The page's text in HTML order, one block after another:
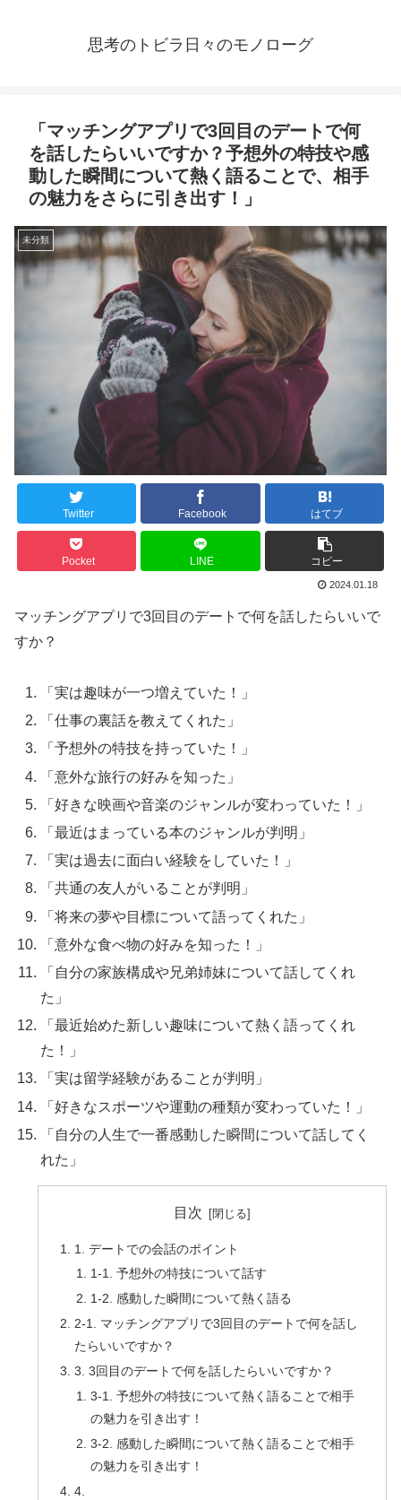
思考のトビラ日々のモノローグ
「マッチングアプリで3回目のデートで何
を話したらいいですか？予想外の特技や感
動した瞬間について熱く語ることで、相手
の魅力をさらに引き出す！」
未分類
Twitter Facebook はてブ
Pocket LINE コピー
2024.01.18
マッチングアプリで3回目のデートで何を話したらいいで
すか？
「実は趣味が一つ増えていた！」
「仕事の裏話を教えてくれた」
「予想外の特技を持っていた！」
「意外な旅行の好みを知った」
「好きな映画や音楽のジャンルが変わっていた！」
「最近はまっている本のジャンルが判明」
「実は過去に面白い経験をしていた！」
「共通の友人がいることが判明」
「将来の夢や目標について語ってくれた」
「意外な食べ物の好みを知った！」
「自分の家族構成や兄弟姉妹について話してくれ
た」
「最近始めた新しい趣味について熱く語ってくれ
た！」
「実は留学経験があることが判明」
「好きなスポーツや運動の種類が変わっていた！」
「自分の人生で一番感動した瞬間について話してく
れた」
目次
1. デートでの会話のポイント
1-1. 予想外の特技について話す
1-2. 感動した瞬間について熱く語る
2-1. マッチングアプリで3回目のデートで何を話し
たらいいですか？
3. 3回目のデートで何を話したらいいですか？
3-1. 予想外の特技について熱く語ることで相手
の魅力を引き出す！
3-2. 感動した瞬間について熱く語ることで相手
の魅力を引き出す！
4.